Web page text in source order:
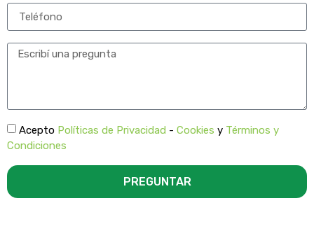
Acepto Políticas de Privacidad - Cookies y Términos y
Condiciones
PREGUNTAR